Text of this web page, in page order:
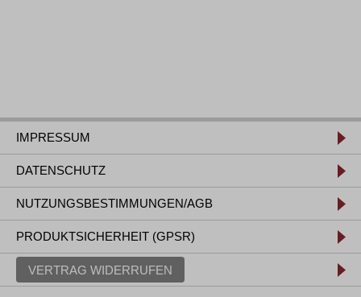
IMPRESSUM
DATENSCHUTZ
NUTZUNGSBESTIMMUNGEN/AGB
PRODUKTSICHERHEIT (GPSR)
VERTRAG WIDERRUFEN